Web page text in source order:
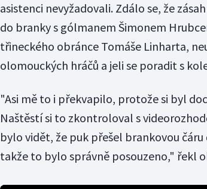
asistenci nevyžadovali. Zdálo se, že
do branky s gólmanem Šimonem
třineckého obránce Tomáše Linharta,
olomouckých hráčů a jeli se poradit s
"Asi mě to i překvapilo, protože si byl
Naštěstí si to zkontroloval s
bylo vidět, že puk přešel brankovou
takže to bylo správně posouzeno," řekl